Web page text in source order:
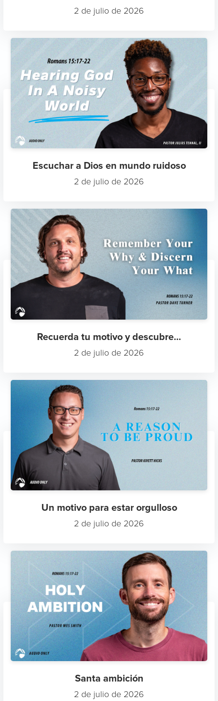
2 de julio de 2026
Escuchar a Dios en mundo ruidoso
2 de julio de 2026
Recuerda tu motivo y descubre...
2 de julio de 2026
Un motivo para estar orgulloso
2 de julio de 2026
Santa ambición
2 de julio de 2026